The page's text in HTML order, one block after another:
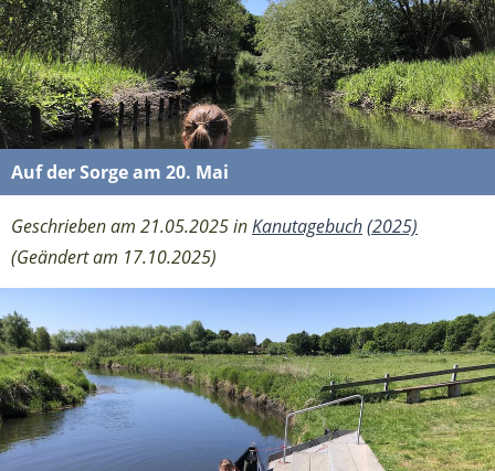
Auf der Sorge am 20. Mai
Geschrieben am 21.05.2025 inKanutagebuch(2025)
(Geändert am 17.10.2025)